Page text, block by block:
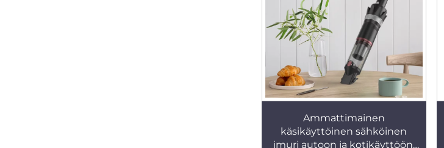
Ammattimainen
käsikäyttöinen sähköinen
imuri autoon ja kotikäyttöön,